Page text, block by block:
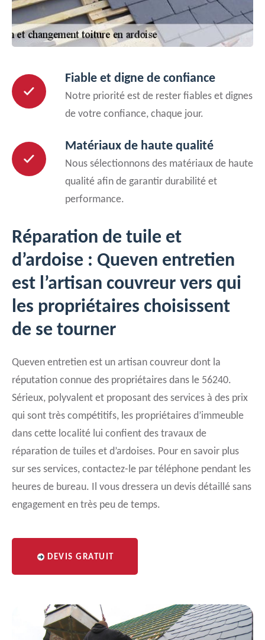
Fiable et digne de confiance
Notre priorité est de rester fiables et dignes
de votre confiance, chaque jour.
Matériaux de haute qualité
Nous sélectionnons des matériaux de haute
qualité afin de garantir durabilité et
performance.
Réparation de tuile et
d’ardoise : Queven entretien
est l’artisan couvreur vers qui
les propriétaires choisissent
de se tourner
Queven entretien est un artisan couvreur dont la
réputation connue des propriétaires dans le 56240.
Sérieux, polyvalent et proposant des services à des prix
qui sont très compétitifs, les propriétaires d’immeuble
dans cette localité lui confient des travaux de
réparation de tuiles et d’ardoises. Pour en savoir plus
sur ses services, contactez-le par téléphone pendant les
heures de bureau. Il vous dressera un devis détaillé sans
engagement en très peu de temps.
DEVIS GRATUIT